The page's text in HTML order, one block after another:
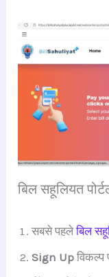
बिल सहूलियत
सबसे पहलेबिल
Sign Up विकल्प